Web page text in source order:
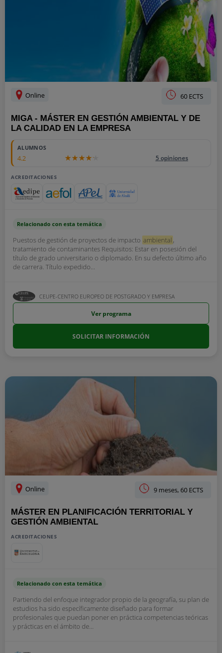
Online 60 ECTS
MIGA - MÁSTER EN GESTIÓN AMBIENTAL Y DE
LA CALIDAD EN LA EMPRESA
ALUMNOS
4.2 5 opiniones
ACREDITACIONES
Relacionado con esta temática
Puestos de gestión de proyectos de impacto ambiental ,
tratamiento de contaminantes Requisitos: Estar en posesión del
título de grado universitario o diplomado. En su defecto último año
de carrera. Título expedido...
CEUPE-CENTRO EUROPEO DE POSTGRADO Y EMPRESA
Ver programa
SOLICITAR INFORMACIÓN
Online 9 meses, 60 ECTS
MÁSTER EN PLANIFICACIÓN TERRITORIAL Y
GESTIÓN AMBIENTAL
ACREDITACIONES
Relacionado con esta temática
Partiendo del enfoque integrador propio de la geografía, su plan de
estudios ha sido específicamente diseñado para formar
profesionales que puedan poner en práctica competencias teóricas
y prácticas en el ámbito de...